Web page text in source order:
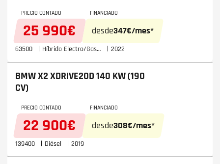
PRECIO CONTADO
25 990€
FINANCIADO
desde347€/mes*
63500 Híbrido Electro/Gasolina 2022
BMW X2XDRIVE20D 140 KW (190
CV)
PRECIO CONTADO
22 900€
FINANCIADO
desde308€/mes*
139400 Diésel 2019